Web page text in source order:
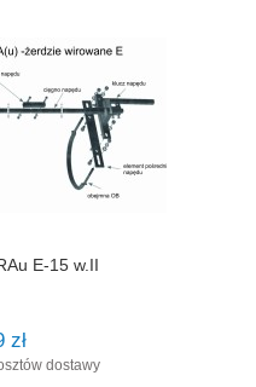
E-15 w.II
zł
dostawy